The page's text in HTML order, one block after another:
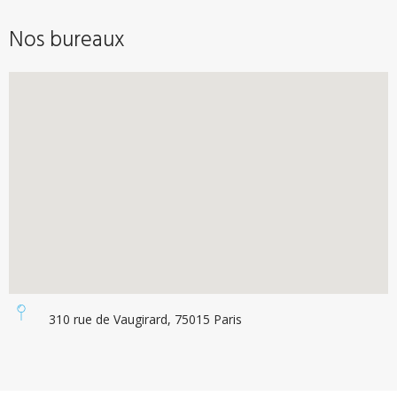
Nos bureaux
310 rue de Vaugirard, 75015 Paris